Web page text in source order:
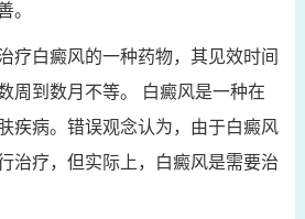
。
疗白癜风的一种药物，其见效时间
周到数月不等。 白癜风是一种在
疾病。错误观念认为，由于白癜风
治疗，但实际上，白癜风是需要治